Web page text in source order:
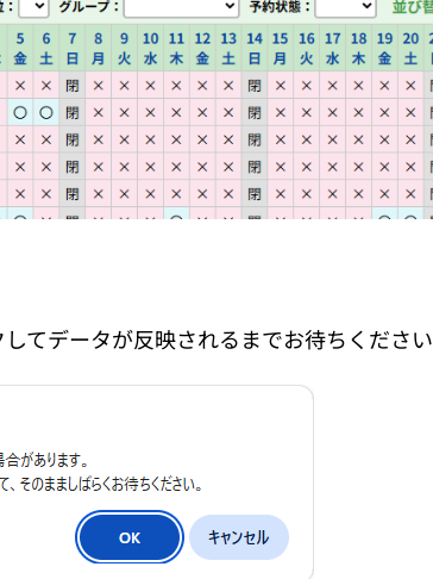
てデータが反映されるまでお待ちくださ